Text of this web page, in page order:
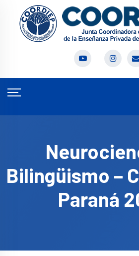
Bilingüismo –
Paraná